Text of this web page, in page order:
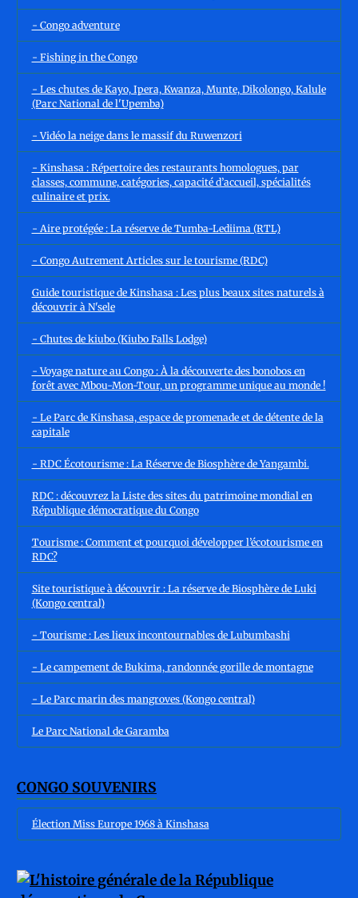
- Congo adventure
- Fishing in the Congo
- Les chutes de Kayo, Ipera, Kwanza, Munte, Dikolongo, Kalule
(Parc National de l'Upemba)
- Vidéo la neige dans le massif du Ruwenzori
- Kinshasa : Répertoire des restaurants homologues, par
classes, commune, catégories, capacité d’accueil, spécialités
culinaire et prix.
- Aire protégée : La réserve de Tumba-Lediima (RTL)
- Congo Autrement Articles sur le tourisme (RDC)
Guide touristique de Kinshasa : Les plus beaux sites naturels à
découvrir à N'sele
- Chutes de kiubo (Kiubo Falls Lodge)
- Voyage nature au Congo : À la découverte des bonobos en
forêt avec Mbou-Mon-Tour, un programme unique au monde !
- Le Parc de Kinshasa, espace de promenade et de détente de la
capitale
- RDC Écotourisme : La Réserve de Biosphère de Yangambi.
RDC : découvrez la Liste des sites du patrimoine mondial en
République démocratique du Congo
Tourisme : Comment et pourquoi développer l’écotourisme en
RDC?
Site touristique à découvrir : La réserve de Biosphère de Luki
(Kongo central)
- Tourisme : Les lieux incontournables de Lubumbashi
- Le campement de Bukima, randonnée gorille de montagne
- Le Parc marin des mangroves (Kongo central)
Le Parc National de Garamba
CONGO SOUVENIRS
Élection Miss Europe 1968 à Kinshasa